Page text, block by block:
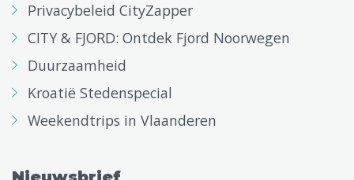
Privacybeleid CityZapper
CITY & FJORD: Ontdek Fjord Noorwegen
Duurzaamheid
Kroatië Stedenspecial
Weekendtrips in Vlaanderen